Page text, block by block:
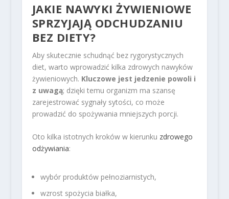
JAKIE NAWYKI ŻYWIENIOWE
SPRZYJAJĄ ODCHUDZANIU
BEZ DIETY?
Aby skutecznie schudnąć bez rygorystycznych
diet, warto wprowadzić kilka zdrowych nawyków
żywieniowych. Kluczowe jest jedzenie powoli i
z uwagą; dzięki temu organizm ma szansę
zarejestrować sygnały sytości, co może
prowadzić do spożywania mniejszych porcji.
Oto kilka istotnych kroków w kierunku zdrowego
odżywiania:
wybór produktów pełnoziarnistych,
wzrost spożycia białka,